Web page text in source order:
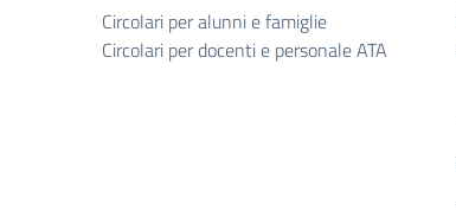
Circolari per alunni e famiglie
Circolari per docenti e personale ATA